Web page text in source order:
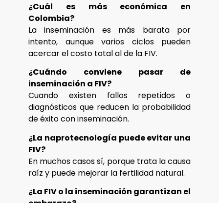
¿Cuál es más económica en
Colombia?
La inseminación es más barata por
intento, aunque varios ciclos pueden
acercar el costo total al de la FIV.
¿Cuándo conviene pasar de
inseminación a FIV?
Cuando existen fallos repetidos o
diagnósticos que reducen la probabilidad
de éxito con inseminación.
¿La naprotecnología puede evitar una
FIV?
En muchos casos sí, porque trata la causa
raíz y puede mejorar la fertilidad natural.
¿La FIV o la inseminación garantizan el